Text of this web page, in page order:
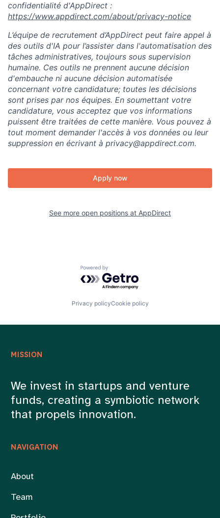
confidentialité d'AppDirect :
https://www.appdirect.com/about/privacy-notice
L’équipe de recrutement d’AppDirect peut faire appel à
des outils d'IA pour l’assister dans l'automatisation des
tâches administratives, toujours sous supervision
humaine. Ces outils ne prennent aucune décision
d'embauche ni aucune décision automatisée
concernant votre candidature; toutes les décisions
sont prises par nos équipes. En soumettant votre
candidature, vous acceptez que vos informations
puissent être traitées de cette manière. Vous pouvez à
tout moment demander l'accès à vos données ou leur
suppression en écrivant à privacy@appdirect.com.
Apply now
See more open positions at AppDirect
Powered by Getro.com
Privacy policyCookie policy
NAVIGATION
About
Team
MISSION
We invest in startups and venture
funds, creating a symbiotic network
that propels innovation.